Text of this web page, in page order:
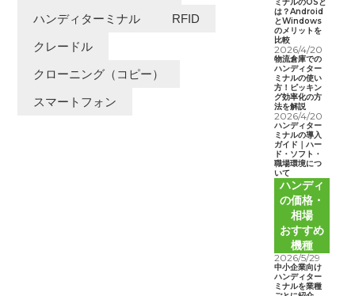
ハンディターミナル RFID
クレードル
クローニング（コピー）
スマートフォン
は？Android
とWindows
のメリットを
比較
2026/4/20
物流倉庫での
ハンディター
ミナルの使い
方！ピッキン
グ効率化の方
法を解説
2026/4/20
ハンディター
ミナルの導入
ガイド｜ハー
ド・ソフト・
職場環境につ
いて
ハンディ
の価格・
相場
おすすめ
機種
2026/5/29
中小企業向け
ハンディター
ミナルを業種